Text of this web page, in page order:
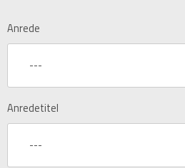
Anrede
---
Anredetitel
---